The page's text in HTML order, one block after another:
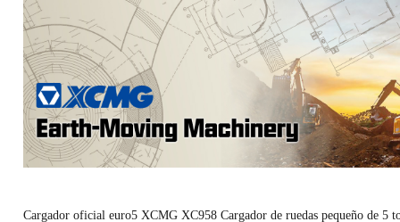
Cargador oficial euro5 XCMG XC958 Cargador de ruedas pequeño de 5